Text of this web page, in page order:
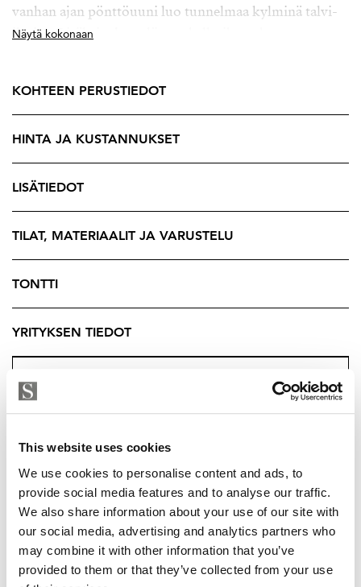
This website uses cookies
We use cookies to personalise content and ads, to
provide social media features and to analyse our traffic.
We also share information about your use of our site with
our social media, advertising and analytics partners who
may combine it with other information that you’ve
provided to them or that they’ve collected from your use
TUUKKA HAKKARAINEN
vanhan ajan pönttöuuni luo tunnelmaa kylminä talvi-
iltoina. Lisäksi talosta löytyy kellarikerroksesta
raakabetonilla, ja tilojan pinnat pystyy remontoimaan
omien mieltymysten mukaan. Sähkölämmityksen ja
ilmalämpöpumpun ansiosta talon lämmitys on
tehokasta ja energiatehokasta.
Kolme makuuhuonetta tarjoavat rauhalliset puitteet
lepoon. Kodin tilat ovat suunniteltu siten, että ne on
helppo muokata omien tarpeiden mukaan. Asunnon
ylimmässä kerroksessa sijaitseva aulatilasta saa helposti
yhden lisähuoneen.
Talon kruunaa upea saunaosasto, jossa voit rentoutua
kiireisen päivän päätteeksi. Saunan yhteydessä on kaksi
suihkua. Tilavassa kodinhoitohuoneessa kelpaa
mukaan lukien sähkö- ja käyttövesiputkiston
uusiminen sekä keittiön, wc:n ja saunaosaston
päivitykset. Kellari- sekä yläkerrassa on varaukset
kahdelle lisä wc tilalle. Asunnon osa remonteista on
kesken, mutta remonttitaitoinen viimeistelee paikat
Näytä kokonaan
KOHTEEN PERUSTIEDOT
HINTA JA KUSTANNUKSET
LISÄTIEDOT
TILAT, MATERIAALIT JA VARUSTELU
TONTTI
YRITYKSEN TIEDOT